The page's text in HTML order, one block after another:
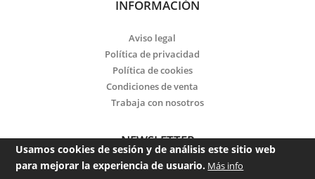
INFORMACIÓN
Aviso legal
Política de privacidad
Política de cookies
Condiciones de venta
Trabaja con nosotros
NEWSLETTER
Email
Usamos cookies de sesión y de análisis este sitio web
para mejorar la experiencia de usuario. Más info